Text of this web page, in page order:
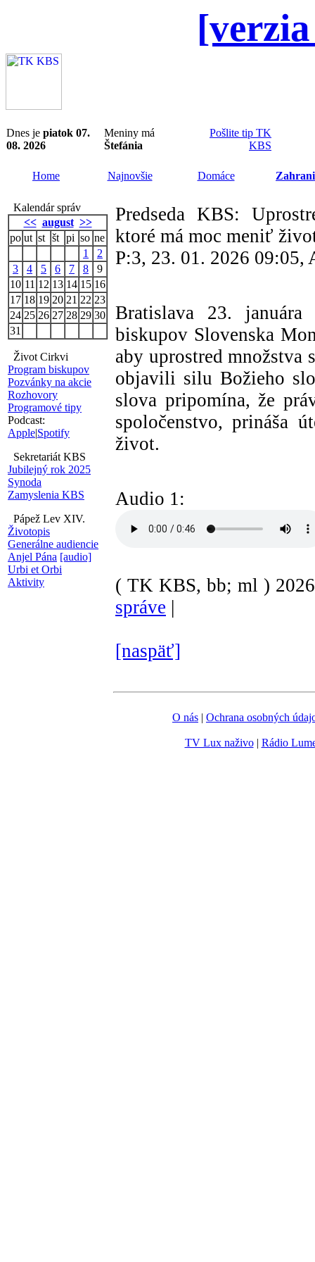
Dnes je piatok 07.
08. 2026
Meniny má
Štefánia
Pošlite tip TK
KBS
Home Najnovšie Domáce
Kalendár správ
<< august >>
po ut st št pi so ne
1
2
3
4 5 6 7 8
9
10 11 12 13 14 15 16
17 18 19 20 21 22 23
24 25 26 27 28 29 30
31
Život Cirkvi
Program biskupov
Pozvánky na akcie
Rozhovory
Programové tipy
Podcast:
Apple|Spotify
Sekretariát KBS
Jubilejný rok 2025
Synoda
Zamyslenia KBS
Pápež Lev XIV.
Životopis
Generálne audiencie
Anjel Pána [audio]
Urbi et Orbi
Aktivity
Predseda KBS:
ktoré má moc meniť
P:3, 23. 01. 2026 09:05,
Bratislava 23. januára
biskupov Slovenska
aby uprostred množstva
objavili silu Božieho
slova pripomína, že
spoločenstvo, prináša
život.
Audio 1:
( TK KBS, bb; ml )
správe |
[naspäť]
O nás | Ochrana osobných
TV Lux naživo| Rádio